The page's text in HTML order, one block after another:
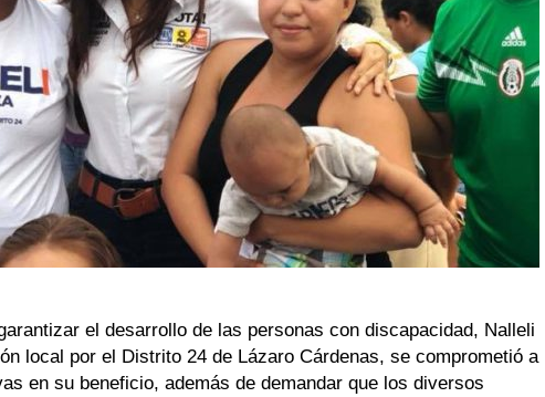
el desarrollo de las personas con discapacidad, Nalleli
local por el Distrito 24 de Lázaro Cárdenas, se comprometió a
en su beneficio, además de demandar que los diversos